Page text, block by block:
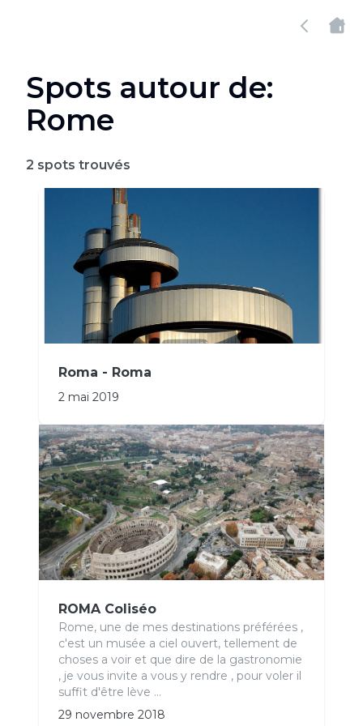
Spots autour de:
Rome
2 spots trouvés
Roma - Roma
2 mai 2019
ROMA Coliséo
Rome, une de mes destinations préférées ,
c'est un musée a ciel ouvert, tellement de
choses a voir et que dire de la gastronomie
, je vous invite a vous y rendre , pour voler il
suffit d'être lève ...
29 novembre 2018